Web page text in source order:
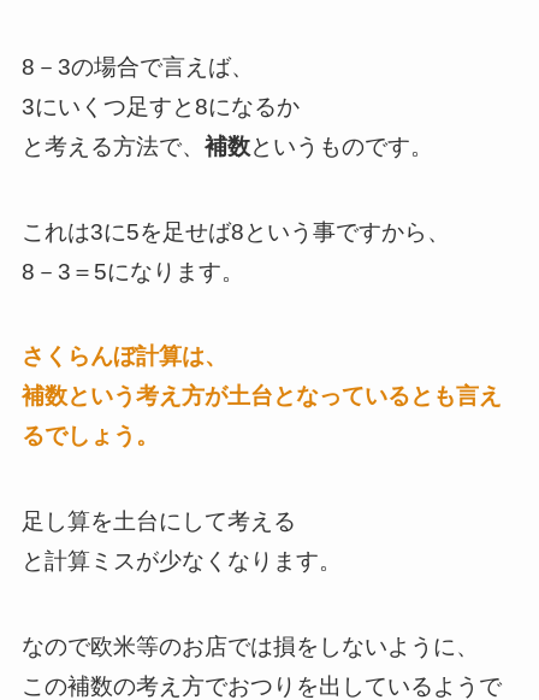
8－3の場合で言えば、
3にいくつ足すと8になるか
と考える方法で、 補数というものです。
これは3に5を足せば8という事ですから、
8－3＝5になります。
さくらんぼ計算は、
補数という考え方が土台となっているとも言え
るでしょう。
足し算を土台にして考える
と計算ミスが少なくなります。
なので欧米等のお店では損をしないように、
この補数の考え方でおつりを出しているようで